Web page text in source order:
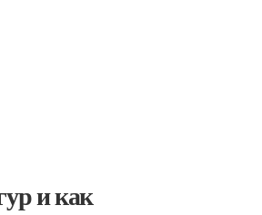
и как